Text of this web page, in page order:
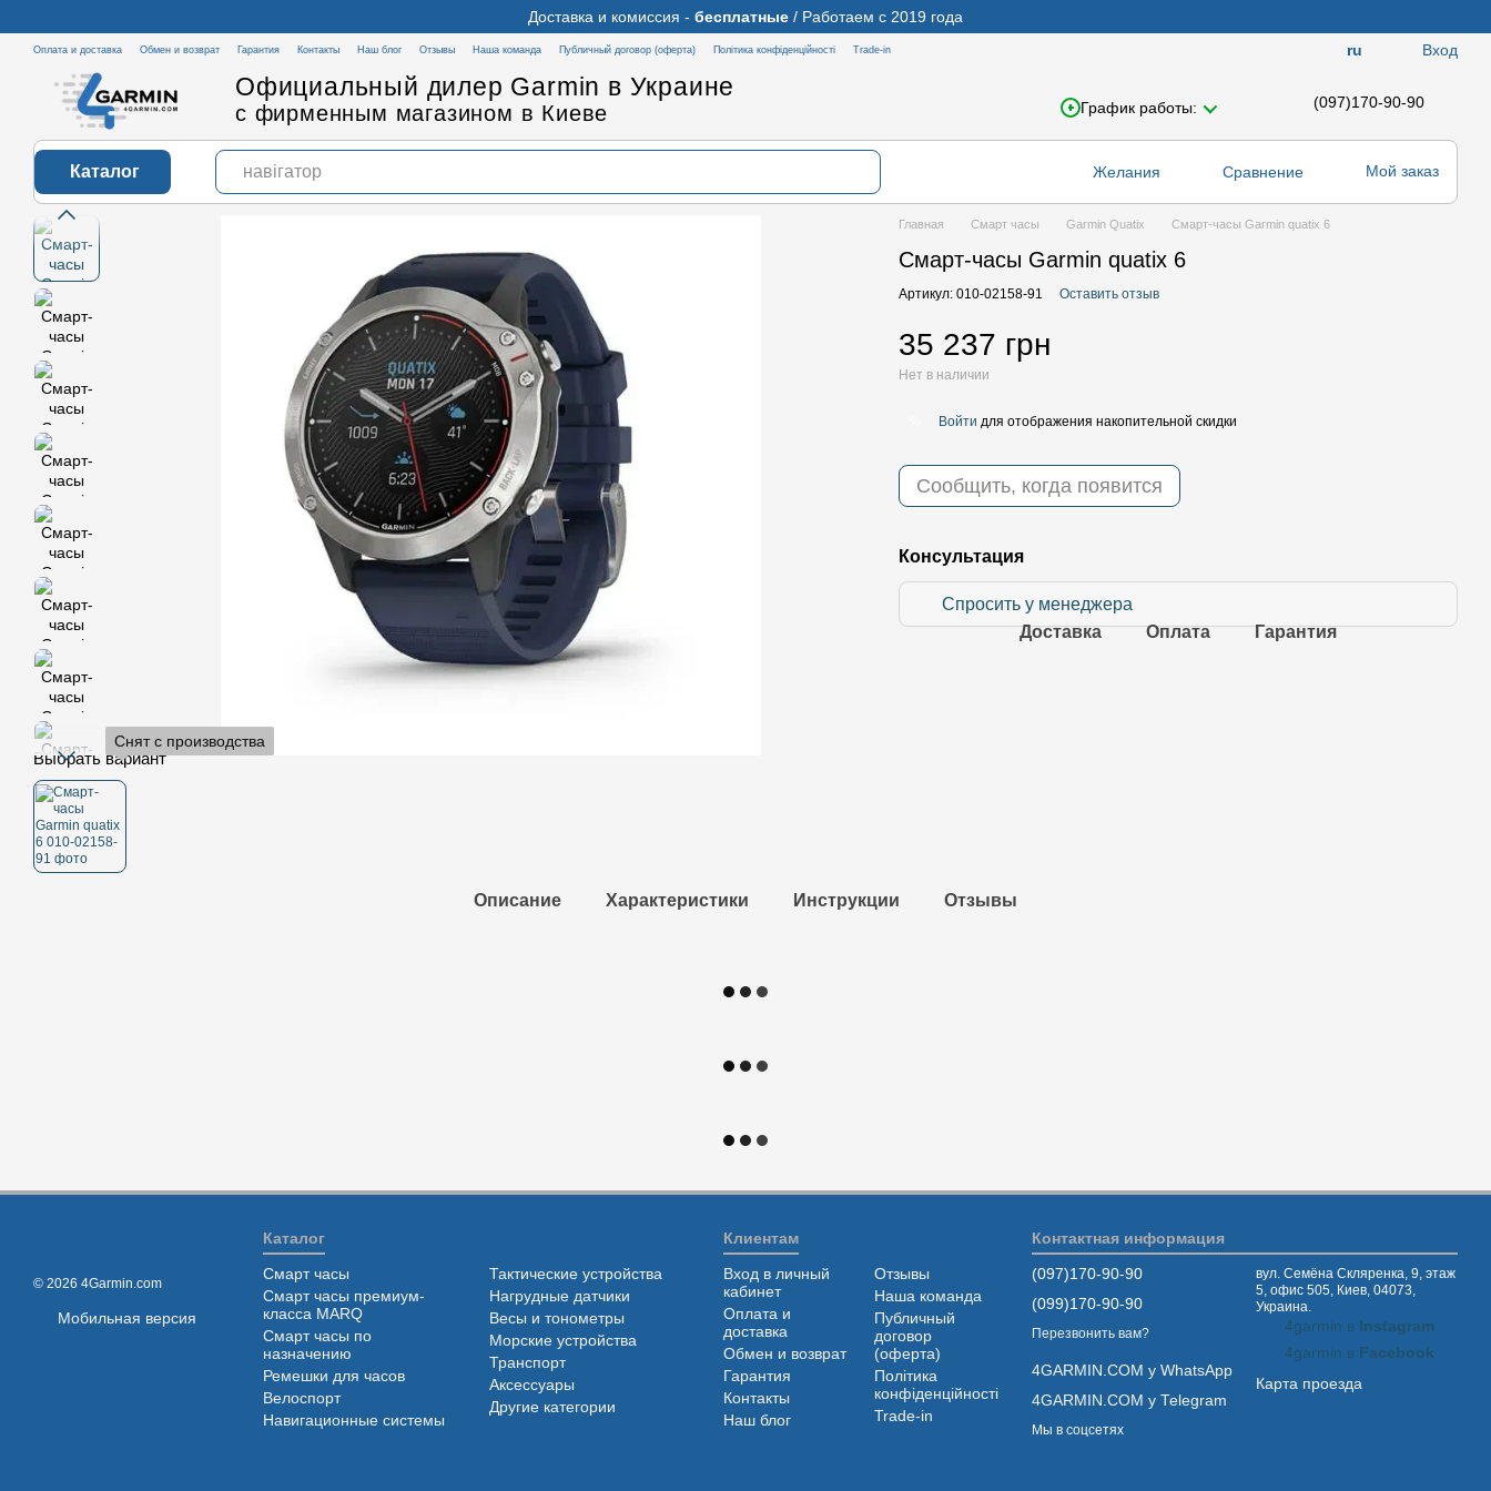
Доставка и комиссия - бесплатные / Работаем с 2019 года
Оплата и доставка Обмен и возврат Гарантия Контакты Наш блог Отзывы Наша команда Публичный договор (оферта) Політика конфіденційності Trade-in ru Вход
Официальный дилер Garmin в Украине
с фирменным магазином в Киеве График работы: (097)170-90-90
Каталог Желания Сравнение Мой заказ
Снят с производства
Выбрать вариант
Главная Смарт часы Garmin Quatix Смарт-часы Garmin quatix 6
Смарт-часы Garmin quatix 6
Артикул: 010-02158-91 Оставить отзыв
35 237 грн
Нет в наличии
Войти для отображения накопительной скидки
Сообщить, когда появится
Консультация
Спросить у менеджера
Доставка
Оплата Гарантия
Описание Характеристики Инструкции Отзывы
© 2026 4Garmin.com
Мобильная версия
Каталог
Смарт часы
Смарт часы премиум-
класса MARQ
Смарт часы по
назначению
Ремешки для часов
Велоспорт
Навигационные системы
Тактические устройства
Нагрудные датчики
Весы и тонометры
Морские устройства
Транспорт
Аксессуары
Другие категории
Клиентам
Вход в личный
кабинет
Оплата и
доставка
Обмен и возврат
Гарантия
Контакты
Наш блог
Отзывы
Наша команда
Публичный
договор
(оферта)
Політика
конфіденційності
Trade-in
Контактная информация
(097)170-90-90
(099)170-90-90
Перезвонить вам?
4GARMIN.COM у WhatsApp
4GARMIN.COM у Telegram
вул. Семёна Скляренка, 9, этаж
5, офис 505, Киев, 04073,
Украина.
4garmin в Instagram
4garmin в Facebook
Карта проезда
Мы в соцсетях